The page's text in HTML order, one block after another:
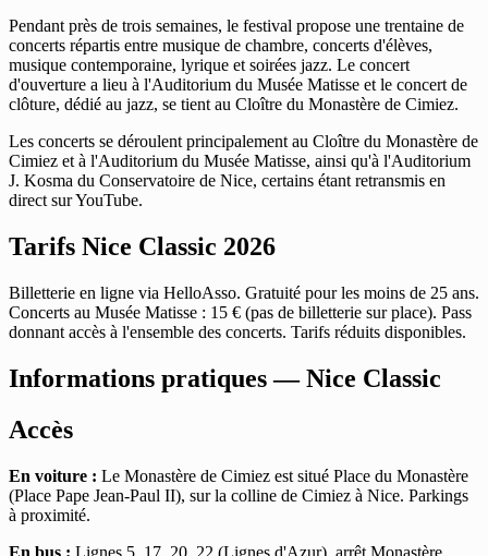
Pendant près de trois semaines, le festival propose une trentaine de
concerts répartis entre musique de chambre, concerts d'élèves,
musique contemporaine, lyrique et soirées jazz. Le concert
d'ouverture a lieu à l'Auditorium du Musée Matisse et le concert de
clôture, dédié au jazz, se tient au Cloître du Monastère de Cimiez.
Les concerts se déroulent principalement au Cloître du Monastère de
Cimiez et à l'Auditorium du Musée Matisse, ainsi qu'à l'Auditorium
J. Kosma du Conservatoire de Nice, certains étant retransmis en
direct sur YouTube.
Tarifs Nice Classic 2026
Billetterie en ligne via HelloAsso. Gratuité pour les moins de 25 ans.
Concerts au Musée Matisse : 15 € (pas de billetterie sur place). Pass
donnant accès à l'ensemble des concerts. Tarifs réduits disponibles.
Informations pratiques — Nice Classic
Accès
En voiture : Le Monastère de Cimiez est situé Place du Monastère
(Place Pape Jean-Paul II), sur la colline de Cimiez à Nice. Parkings
à proximité.
En bus : Lignes 5, 17, 20, 22 (Lignes d'Azur), arrêt Monastère.